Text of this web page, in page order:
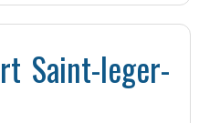
Saint-leger-